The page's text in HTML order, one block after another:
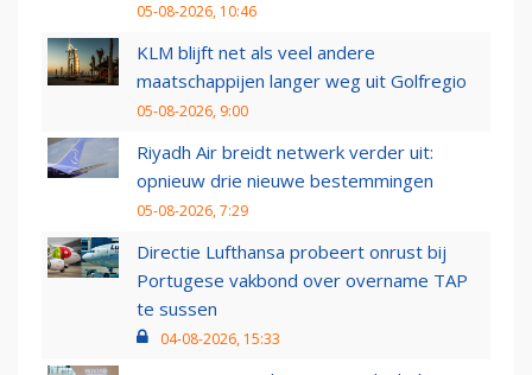
05-08-2026, 10:46
KLM blijft net als veel andere
maatschappijen langer weg uit Golfregio
05-08-2026, 9:00
Riyadh Air breidt netwerk verder uit:
opnieuw drie nieuwe bestemmingen
05-08-2026, 7:29
Directie Lufthansa probeert onrust bij
Portugese vakbond over overname TAP
te sussen
04-08-2026, 15:33